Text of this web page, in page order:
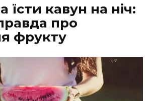
кавун на ніч:
про
фрукту